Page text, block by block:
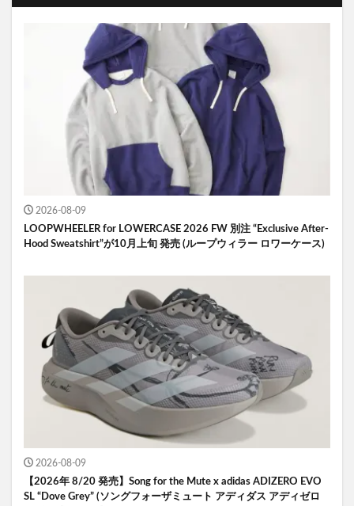
2026-08-09
LOOPWHEELER for LOWERCASE 2026 FW 別注 “Exclusive After-
Hood Sweatshirt”が10月上旬 発売 (ループウィラー ロワーケース)
2026-08-09
【2026年 8/20 発売】Song for the Mute x adidas ADIZERO EVO
SL “Dove Grey” (ソングフォーザミュート アディダス アディゼロ